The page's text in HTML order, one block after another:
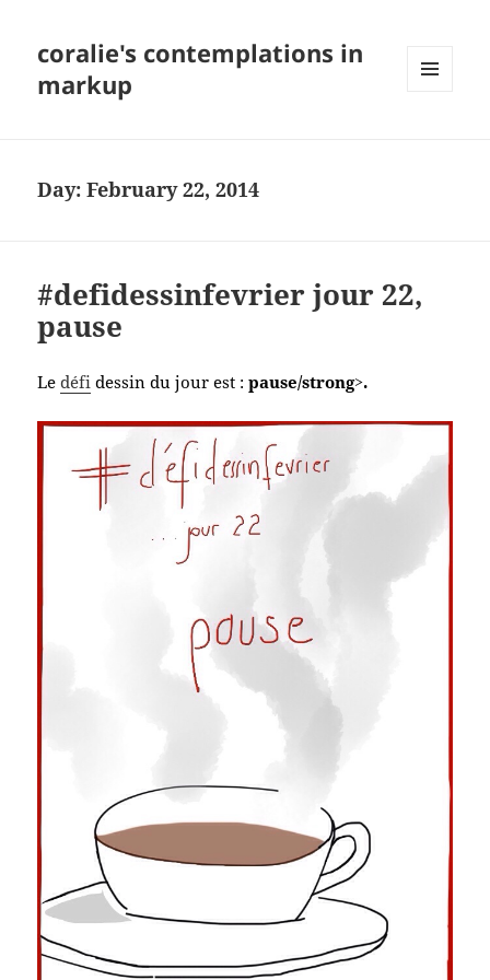
coralie's contemplations in
markup
Day:February 22, 2014
#defidessinfevrier jour 22,
pause
Ledéfi dessin du jour est :pause/strong>.